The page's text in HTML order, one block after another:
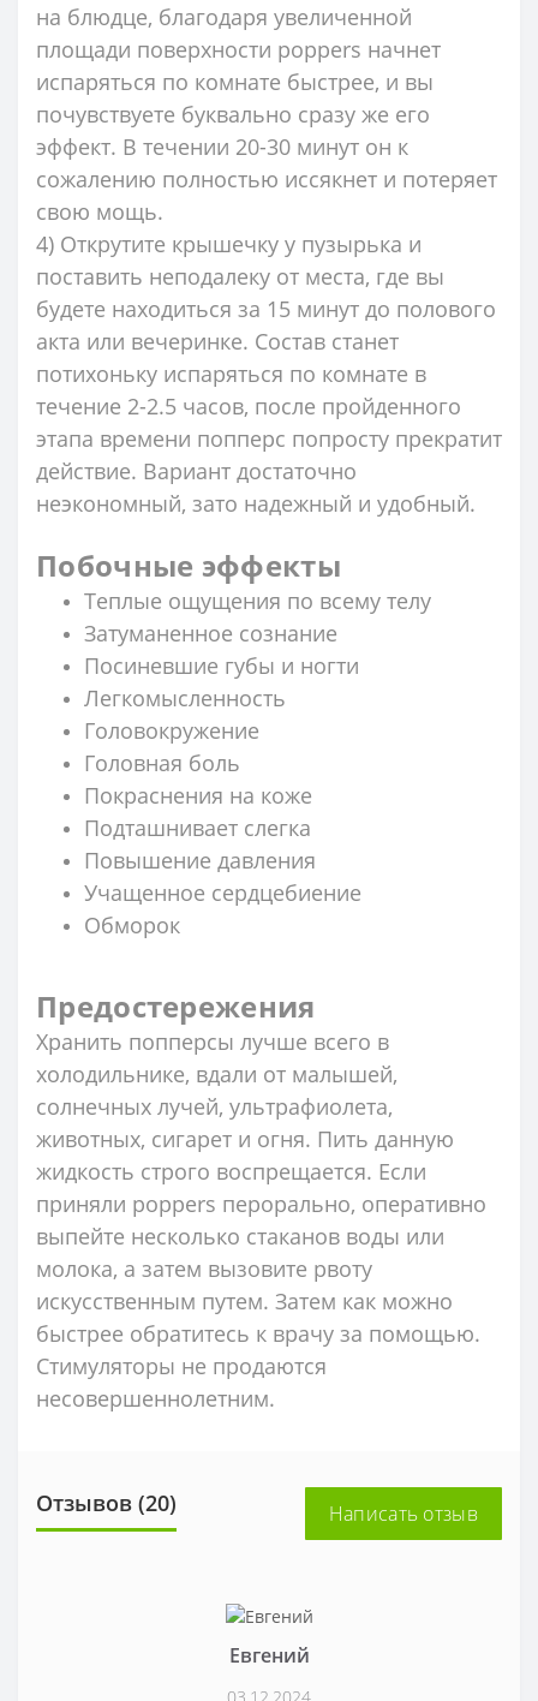
на блюдце, благодаря увеличенной
площади поверхности poppers начнет
испаряться по комнате быстрее, и вы
почувствуете буквально сразу же его
эффект. В течении 20-30 минут он к
сожалению полностью иссякнет и потеряет
свою мощь.
4) Открутите крышечку у пузырька и
поставить неподалеку от места, где вы
будете находиться за 15 минут до полового
акта или вечеринке. Состав станет
потихоньку испаряться по комнате в
течение 2-2.5 часов, после пройденного
этапа времени попперс попросту прекратит
действие. Вариант достаточно
неэкономный, зато надежный и удобный.
Побочные эффекты
Теплые ощущения по всему телу
Затуманенное сознание
Посиневшие губы и ногти
Легкомысленность
Головокружение
Головная боль
Покраснения на коже
Подташнивает слегка
Повышение давления
Учащенное сердцебиение
Обморок
Предостережения
Хранить попперсы лучше всего в
холодильнике, вдали от малышей,
солнечных лучей, ультрафиолета,
животных, сигарет и огня. Пить данную
жидкость строго воспрещается. Если
приняли poppers перорально, оперативно
выпейте несколько стаканов воды или
молока, а затем вызовите рвоту
искусственным путем. Затем как можно
быстрее обратитесь к врачу за помощью.
Стимуляторы не продаются
несовершеннолетним.
Отзывов (20) Написать отзыв
Евгений
03.12.2024